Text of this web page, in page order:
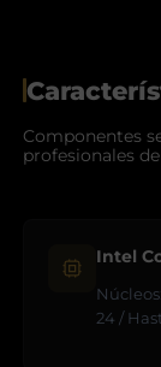
Componentes
profesionales
Intel
24 /